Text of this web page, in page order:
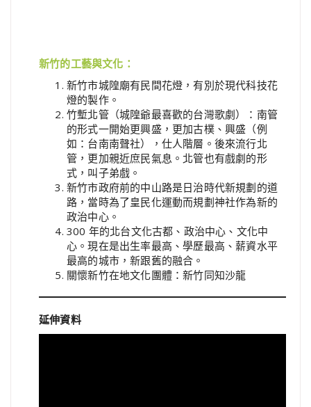
新竹的工藝與文化：
新竹市城隍廟有民間花燈，有別於現代科技花
燈的製作。
竹塹北管（城隍爺最喜歡的台灣歌劇）：南管
的形式一開始更興盛，更加古樸、興盛（例
如：台南南聲社），仕人階層。後來流行北
管，更加親近庶民氣息。北管也有戲劇的形
式，叫子弟戲。
新竹市政府前的中山路是日治時代新規劃的道
路，當時為了皇民化運動而規劃神社作為新的
政治中心。
300 年的北台文化古都、政治中心、文化中
心。現在是出生率最高、學歷最高、薪資水平
最高的城市，新跟舊的融合。
關懷新竹在地文化團體：新竹同知沙龍
延伸資料